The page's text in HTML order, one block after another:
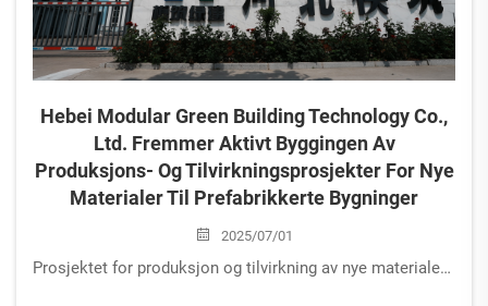
Hebei Modular Green Building Technology Co.,
Ltd. Fremmer Aktivt Byggingen Av
Produksjons- Og Tilvirkningsprosjekter For Nye
Materialer Til Prefabrikkerte Bygninger
2025/07/01
Prosjektet for produksjon og tilvirkning av nye materialer til prefabrikkerte bygninger hos Hebei Modular Green Building Technology Co., Ltd. er et prosjekt introdusert av Luannan for å kraftig utvikle nye energi- og nyematerialerindustrier...